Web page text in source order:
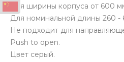
Для ширины корпуса от 600
Для номинальной длины 260 -
Не подходит для
Push to open.
Цвет серый.